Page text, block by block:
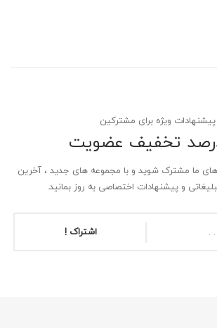
پیشنهادات ویژه برای مشترکین
تخفیف عضویت
های ما مشترک شوید و با مجموعه های جدید ، آخرین
و پیشنهادات اختصاصی به روز بمانید.
اشتراک !